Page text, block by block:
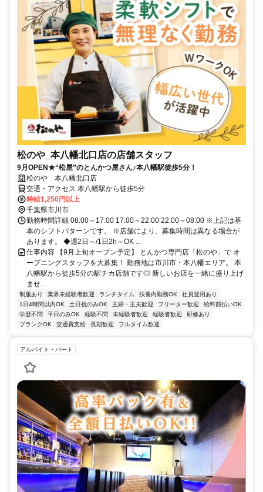
松のや_本八幡北口店の店舗スタッフ
9月OPEN★“松屋”のとんかつ屋さん♪本八幡駅徒歩5分！
松のや 本八幡北口店
交通・アクセス 本八幡駅から徒歩5分
時給1,250円以上
千葉県市川市
勤務時間詳細 08:00～17:00 17:00～22:00 22:00～08:00 ※上記は基
本のシフトパターンです。 ※店舗により、募集時間は異なる場合が
あります。 ◆週2日～/1日2h～OK ...
仕事内容 【9月上旬オープン予定】 とんかつ専門店「松のや」で オ
ープニングスタッフを大募集！ 勤務地は市川市・本八幡エリア。 本
八幡駅から徒歩5分の駅チカ店舗です◎ 新しいお店を一緒に盛り上げ
ませ...
制服あり 業界未経験者歓迎 ランチタイム 扶養内勤務OK
社員登用あり
1日4時間以内OK
土日祝のみOK 主婦・主夫歓迎 フリーター歓迎
給料前払いOK
学歴不問
平日のみOK 経験不問 未経験者歓迎 経験者歓迎
研修あり
ブランクOK
交通費支給 長期歓迎 フルタイム歓迎
アルバイト・パート